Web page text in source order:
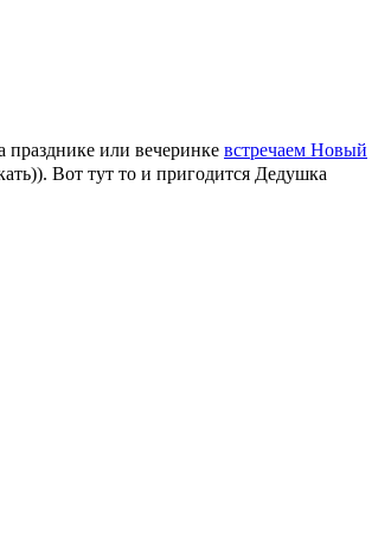
или вечеринке встречаем Новый
Вот тут то и пригодится Дедушка